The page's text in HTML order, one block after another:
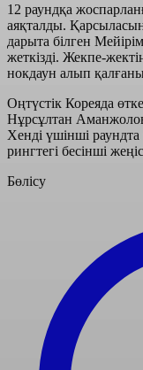
12 раундқа
аяқталды.
дарыта білген
жеткізді. Жекпе-
нокдаун алып
Оңтүстік Кореяда
Нұрсұлтан
Хенді үшінші
рингтегі бесінші
Бөлісу